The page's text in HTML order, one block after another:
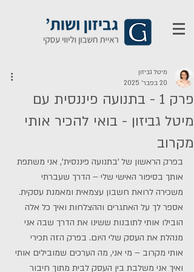
פרק 1 - בתנועה פיננסית עם
מיטל גביזון - בואי להכיר אותי
מקרוב
מיטל גביזון
20 בפבר׳ 2025
בפרק הראשון של 'בתנועה פיננסית', אני משתפת
אותך בסיפור האישי שלי – הדרך שעברתי
משכירה לרואת חשבון עצמאית ומאמנת עסקית.
אספר לך על האתגרים וההצלחות ואיך כל אלה
הובילו אותי לתובנות ששינו את הדרך שבה אני
מנהלת את העסק שלי היום. בפרק הזה תכירי
אותי מקרוב – מי אני, מה הערכים שמובילים אותי
ואיך אני משלבת בין העסק לבית מתוך חיבור